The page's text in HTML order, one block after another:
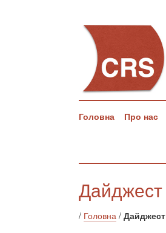
Головна Про нас
Дайджест
/ Головна / Дайджест